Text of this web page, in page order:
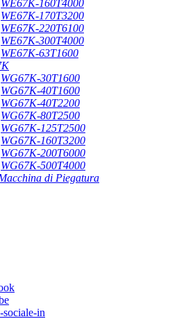
WE67K-160T4000
WE67K-170T3200
WE67K-220T6100
WE67K-300T4000
WE67K-63T1600
WG67K-30T1600
WG67K-40T1600
WG67K-40T2200
WG67K-80T2500
WG67K-125T2500
WG67K-160T3200
WG67K-200T6000
WG67K-500T4000
di Piegatura
sociale-in